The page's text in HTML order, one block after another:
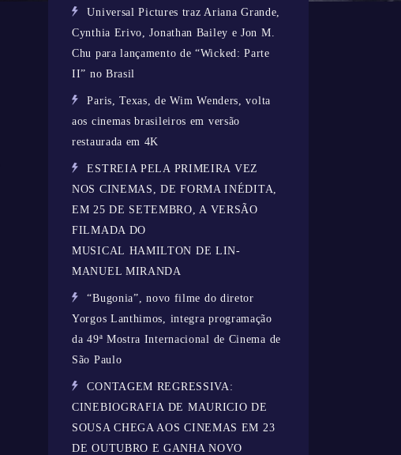
Universal Pictures traz Ariana Grande,
Cynthia Erivo, Jonathan Bailey e Jon M.
Chu para lançamento de “Wicked: Parte
II” no Brasil
Paris, Texas, de Wim Wenders, volta
aos cinemas brasileiros em versão
restaurada em 4K
ESTREIA PELA PRIMEIRA VEZ
NOS CINEMAS, DE FORMA INÉDITA,
EM 25 DE SETEMBRO, A VERSÃO
FILMADA DO
MUSICAL HAMILTON DE LIN-
MANUEL MIRANDA
“Bugonia”, novo filme do diretor
Yorgos Lanthimos, integra programação
da 49ª Mostra Internacional de Cinema de
São Paulo
CONTAGEM REGRESSIVA:
CINEBIOGRAFIA DE MAURICIO DE
SOUSA CHEGA AOS CINEMAS EM 23
DE OUTUBRO E GANHA NOVO